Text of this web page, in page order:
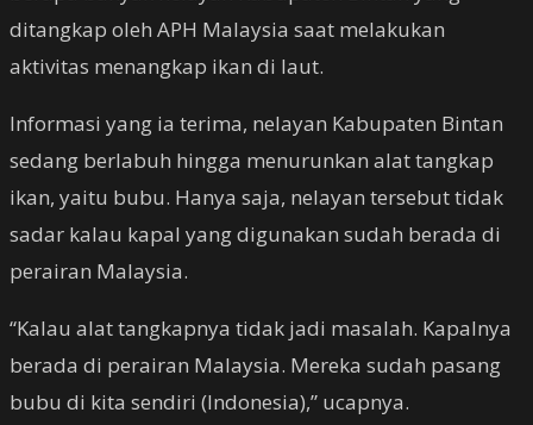
ditangkap oleh APH Malaysia saat melakukan
aktivitas menangkap ikan di laut.
Informasi yang ia terima, nelayan Kabupaten Bintan
sedang berlabuh hingga menurunkan alat tangkap
ikan, yaitu bubu. Hanya saja, nelayan tersebut tidak
sadar kalau kapal yang digunakan sudah berada di
perairan Malaysia.
“Kalau alat tangkapnya tidak jadi masalah. Kapalnya
berada di perairan Malaysia. Mereka sudah pasang
bubu di kita sendiri (Indonesia),” ucapnya.